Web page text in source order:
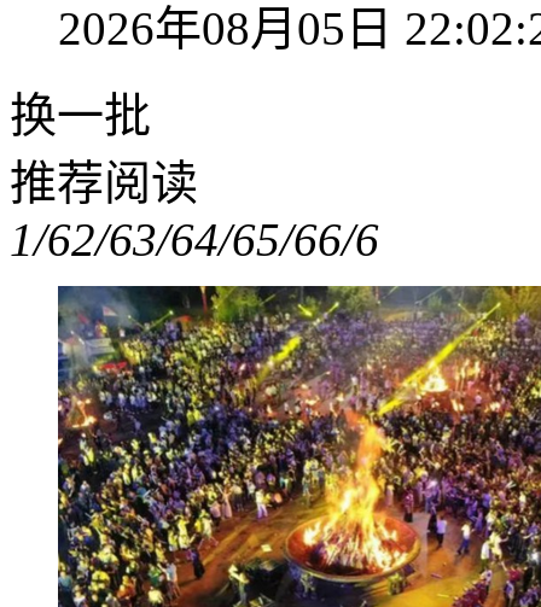
2026年08月05日
换一批
推荐阅读
1/62/63/64/65/66/6